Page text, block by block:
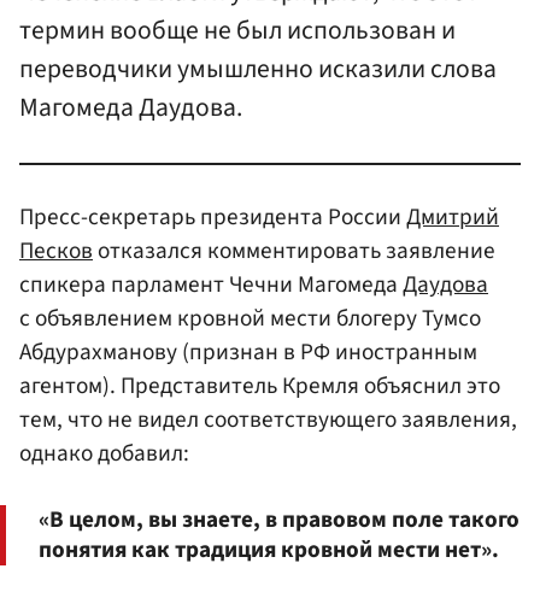
термин вообще не был использован и
переводчики умышленно исказили слова
Магомеда Даудова.
Пресс-секретарь президента РоссииДмитрий
Песковотказался комментировать заявление
спикера парламент Чечни МагомедаДаудова
с объявлением кровной мести блогеру Тумсо
Абдурахманову (признан в РФ иностранным
агентом). Представитель Кремля объяснил это
тем, что не видел соответствующего заявления,
однако добавил:
«В целом, вы знаете, в правовом поле такого
понятия как традиция кровной мести нет».